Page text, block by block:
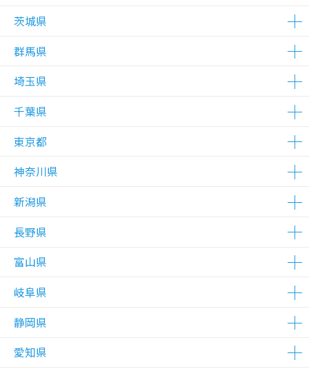
△在庫わずか
△在庫わずか
茨城県
△在庫わずか
△在庫わずか
群馬県
△在庫わずか
△在庫わずか
埼玉県
△在庫わずか
△在庫わずか
△在庫わずか
△在庫わずか
千葉県
△在庫わずか
△在庫わずか
△在庫わずか
△在庫わずか
△在庫わずか
東京都
△在庫わずか
△在庫わずか
△在庫わずか
△在庫わずか
△在庫わずか
△在庫わずか
△在庫わずか
△在庫わずか
△在庫わずか
△在庫わずか
△在庫わずか
△在庫わずか
△在庫わずか
△在庫わずか
△在庫わずか
△在庫わずか
△在庫わずか
△在庫わずか
△在庫わずか
△在庫わずか
△在庫わずか
神奈川県
△在庫わずか
△在庫わずか
△在庫わずか
△在庫わずか
△在庫わずか
△在庫わずか
△在庫わずか
△在庫わずか
△在庫わずか
△在庫わずか
新潟県
△在庫わずか
長野県
△在庫わずか
△在庫わずか
富山県
△在庫わずか
△在庫わずか
岐阜県
△在庫わずか
静岡県
愛知県